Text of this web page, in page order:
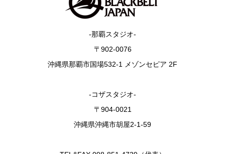
-那覇スタジオ-
〒902-0076
沖縄県那覇市国場532-1 メゾンセピア 2F
-コザスタジオ-
〒904-0021
沖縄県沖縄市胡屋2-1-59